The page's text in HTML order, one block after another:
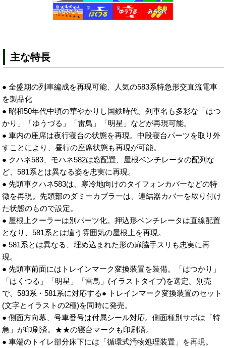
主な特長
● 全盛期の列車編成を再現可能、人気の583系特急形交直流電車
を製品化
● 昭和50年代中頃の華やかりし国鉄時代。列車名も多彩な「はつ
かり」「ゆうづる」「雷鳥」「明星」などが再現可能。
● 車内の座席は夜行寝台の状態を再現。中段寝台パーツを取り外
すことにより、昼行の座席状態も再現が可能。
● クハネ583、モハネ582は窓配置、屋根ベンチレータの配列な
ど、581系とは異なる姿を忠実に再現。
● 先頭車クハネ583は、寒冷地向けのタイフォンカバーなどの特
徴を再現。先頭部のダミーカプラーは、連結器カバーを取り付け
た状態のもので設定。
● 屋根上クーラーは別パーツ化。押込形ベンチレータは直線配置
となり、581系とは違う雰囲気の屋根上を再現。
● 581系とは異なる、埋め込まれた形の扉脇手スリも忠実に再
現。
● 先頭車前面にはトレインマーク変換装置を装備。「はつかり」
「はくつる」「明星」「雷鳥」(イラストタイプ)を選定。別売
で、583系・581系に対応する● トレインマーク変換装置のセット
(文字とイラストの2種)を同時に発売。
● 側面方向幕、号車番号は付属シール対応。側面種別サボは「特
急」が印刷済。★★の寝台マークも印刷済。
● 車端のトイレ部分床下には「循環式汚物処理装置」を再現。